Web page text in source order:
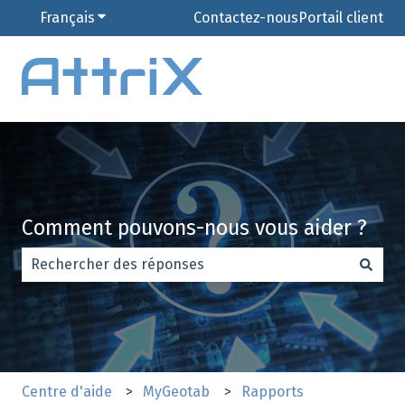
Français Afficher le sous-menu pour les traductions
Contactez-nousPortail client
Comment pouvons-nous vous aider ?
Il n'y a aucune suggestion car le champ de recherche
Centre d'aide MyGeotab Rapports